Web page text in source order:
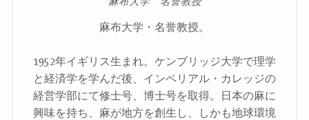
麻布大学・名誉教授。
1952年イギリス生まれ。ケンブリッジ大学で理学
と経済学を学んだ後、インペリアル・カレッジの
経営学部にて修士号、博士号を取得。日本の麻に
興味を持ち、麻が地方を創生し、しかも地球環境